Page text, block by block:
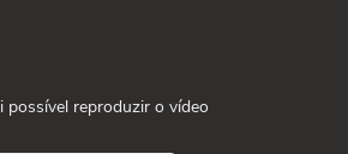
possível reproduzir o vídeo